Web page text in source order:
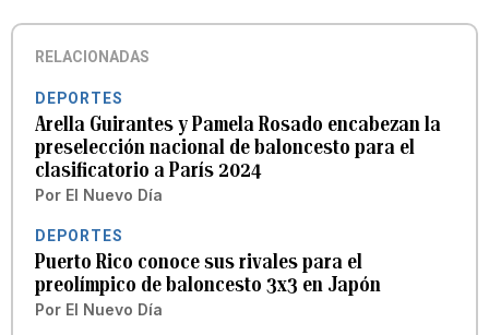
RELACIONADAS
DEPORTES
Arella Guirantes y Pamela Rosado encabezan la
preselección nacional de baloncesto para el
clasificatorio a París 2024
Por El Nuevo Día
DEPORTES
Puerto Rico conoce sus rivales para el
preolímpico de baloncesto 3x3 en Japón
Por El Nuevo Día